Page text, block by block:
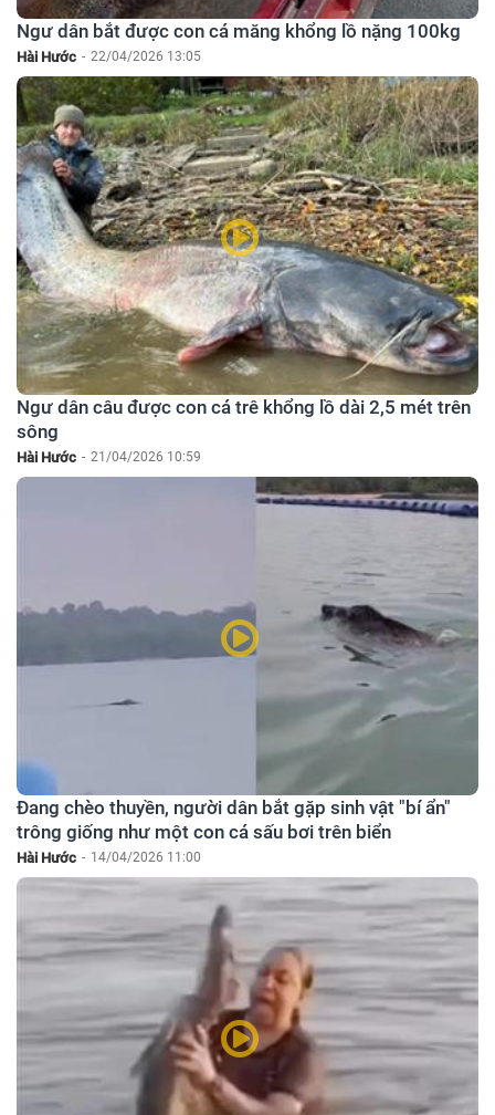
Ngư dân bắt được con cá măng khổng lồ nặng 100kg
Hài Hước - 22/04/2026 13:05
Ngư dân câu được con cá trê khổng lồ dài 2,5 mét trên
sông
Hài Hước - 21/04/2026 10:59
Đang chèo thuyền, người dân bắt gặp sinh vật "bí ẩn"
trông giống như một con cá sấu bơi trên biển
Hài Hước - 14/04/2026 11:00